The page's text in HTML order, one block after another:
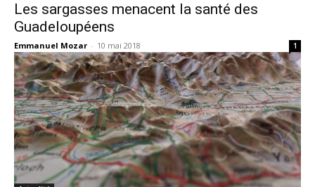
Les sargasses menacent la santé des
Guadeloupéens
Emmanuel Mozar - 10 mai 2018 1